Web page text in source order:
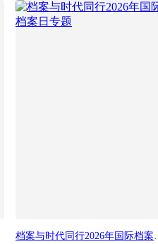
档案与